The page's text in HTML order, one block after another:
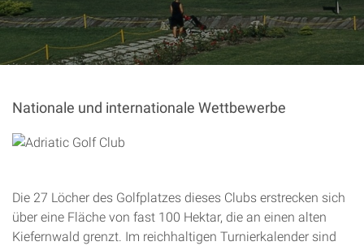
Nationale und internationale Wettbewerbe
Die 27 Löcher des Golfplatzes dieses Clubs erstrecken sich
über eine Fläche von fast 100 Hektar, die an einen alten
Kiefernwald grenzt. Im reichhaltigen Turnierkalender sind